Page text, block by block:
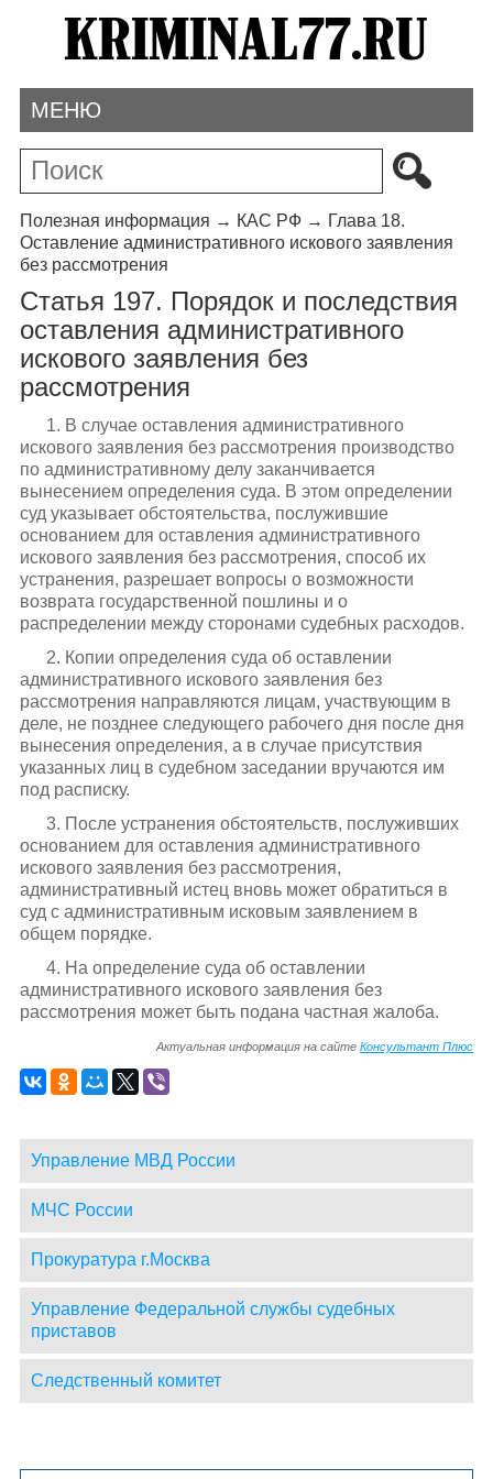
МЕНЮ
Полезная информация → КАС РФ→ Глава 18.
Оставление административного искового заявления
без рассмотрения
Статья 197. Порядок и последствия
оставления административного
искового заявления без
рассмотрения
1. В случае оставления административного
искового заявления без рассмотрения производство
по административному делу заканчивается
вынесением определения суда. В этом определении
суд указывает обстоятельства, послужившие
основанием для оставления административного
искового заявления без рассмотрения, способ их
устранения, разрешает вопросы о возможности
возврата государственной пошлины и о
распределении между сторонами судебных расходов.
2. Копии определения суда об оставлении
административного искового заявления без
рассмотрения направляются лицам, участвующим в
деле, не позднее следующего рабочего дня после дня
вынесения определения, а в случае присутствия
указанных лиц в судебном заседании вручаются им
под расписку.
3. После устранения обстоятельств, послуживших
основанием для оставления административного
искового заявления без рассмотрения,
административный истец вновь может обратиться в
суд с административным исковым заявлением в
общем порядке.
4. На определение суда об оставлении
административного искового заявления без
рассмотрения может быть подана частная жалоба.
Актуальная информация на сайтеКонсультант Плюс
Управление МВД России
МЧС России
Прокуратура г.Москва
Управление Федеральной службы судебных
приставов
Следственный комитет